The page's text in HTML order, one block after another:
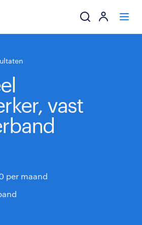
mijn carrière
vast
per maand